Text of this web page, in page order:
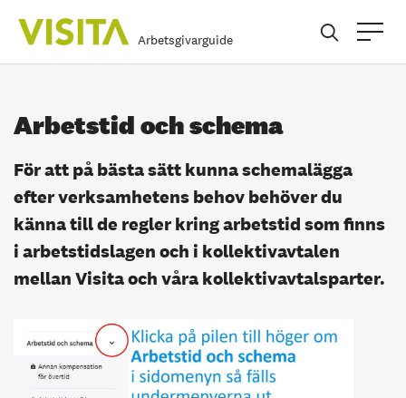
Arbetsgivarguide
Arbetstid och schema
För att på bästa sätt kunna schemalägga
efter verksamhetens behov behöver du
känna till de regler kring arbetstid som finns
i arbetstidslagen och i kollektivavtalen
mellan Visita och våra kollektivavtalsparter.